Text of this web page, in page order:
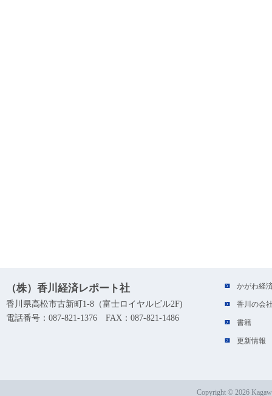
（株）香川経済レポート社
香川県高松市古新町1-8（富士ロイヤルビル2F)
電話番号：087-821-1376 FAX：087-821-1486
かがわ経
香川の会
書籍
更新情報
Copyright © 2026